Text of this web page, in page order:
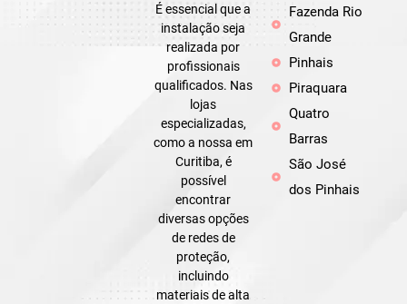
É essencial que a
instalação seja
realizada por
profissionais
qualificados. Nas
lojas
especializadas,
como a nossa em
Curitiba, é
possível
encontrar
diversas opções
de redes de
proteção,
incluindo
materiais de alta
Fazenda Rio
Grande
Pinhais
Piraquara
Quatro
Barras
São José
dos Pinhais